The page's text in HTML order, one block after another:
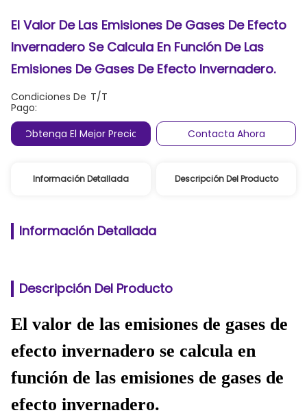
El Valor De Las Emisiones De Gases De Efecto
Invernadero Se Calcula En Función De Las
Emisiones De Gases De Efecto Invernadero.
Condiciones De
Pago:
T/T
Obtenga El Mejor Precio Contacta Ahora
Información Detallada Descripción Del Producto
Información Detallada
Descripción Del Producto
El valor de las emisiones de gases de
efecto invernadero se calcula en
función de las emisiones de gases de
efecto invernadero.